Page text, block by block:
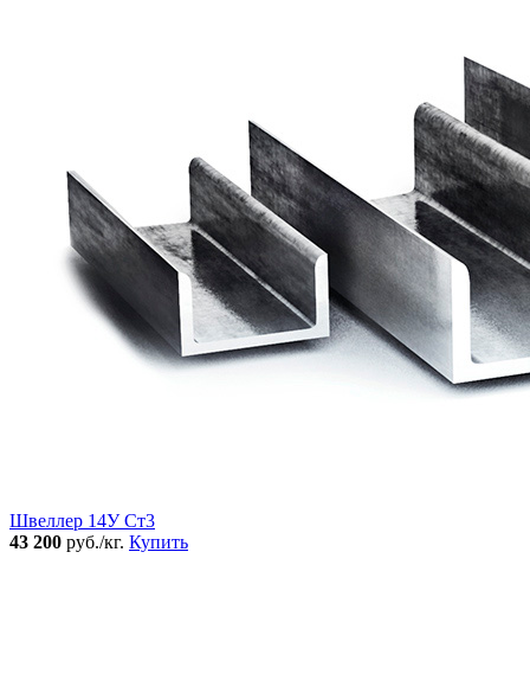
Швеллер 14У Ст3
43 200 руб./кг. Купить